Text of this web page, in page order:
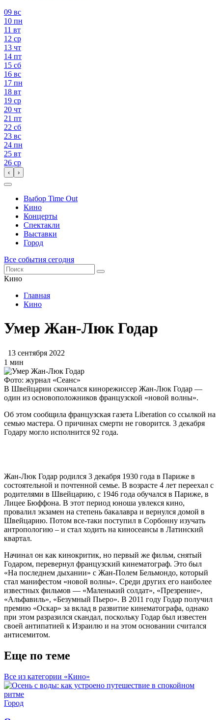
09 вс
10 пн
11 вт
12 ср
13 чт
14 пт
15 сб
16 вс
17 пн
18 вт
19 ср
20 чт
21 пт
22 сб
23 вс
24 пн
25 вт
26 ср
‹ ›
Выбор Time Out
Кино
Концерты
Спектакли
Выставки
Город
Все события сегодня
Кино
Главная
Кино
Умер Жан-Люк Годар
13 сентября 2022
1 мин
Фото: журнал «Сеанс»
В Швейцарии скончался кинорежиссер Жан-Люк Годар —
один из основоположников французской «новой волны».
Об этом сообщила французская газета Liberation со ссылкой на
семью мастера. О причинах смерти не говорится. 3 декабря
Годару могло исполнится 92 года.
Жан-Люк Годар родился 3 декабря 1930 года в Париже в
состоятельной и почтенной семье. В возрасте 4 лет переехал с
родителями в Швейцарию, с 1946 года обучался в Париже, в
Лицее Бюффона. В этот период юноша увлекся кино,
провалил экзамен на степень бакалавра и вернулся домой в
Швейцарию. Потом все-таки поступил в Сорбонну изучать
антропологию – и стал ходить на киносеансы в Латинский
квартал.
Начинал он как кинокритик, но первый же фильм, снятый
Годаром, перевернул французский кинематограф. Это был
«На последнем дыхании» с Жан-Полем Бельмондо, который
стал манифестом «новой волны». Среди других его наиболее
известных фильмов — «Маленький солдат», «Презрение»,
«Альфавиль», «Безумный Пьеро». В 2011 году Годар получил
премию «Оскар» за вклад в развитие кинематографа, однако
при этом разразился скандал, поскольку Годар был известен
своей антипатией к Израилю и на этом основании считался
антисемитом.
Еще по теме
Все из категории «Кино»
Город